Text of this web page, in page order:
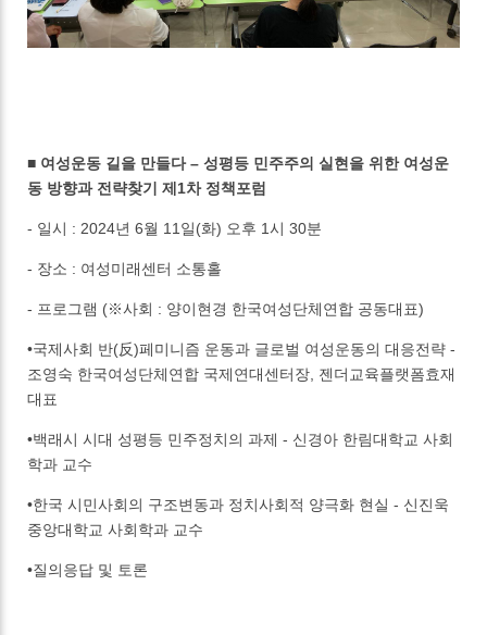
■ 여성운동 길을 만들다 – 성평등 민주주의 실현을 위한 여성운
동 방향과 전략찾기 제1차 정책포럼
- 일시 : 2024년 6월 11일(화) 오후 1시 30분
- 장소 : 여성미래센터 소통홀
- 프로그램 (※사회 : 양이현경 한국여성단체연합 공동대표)
•국제사회 반(反)페미니즘 운동과 글로벌 여성운동의 대응전략 -
조영숙 한국여성단체연합 국제연대센터장, 젠더교육플랫폼효재
대표
•백래시 시대 성평등 민주정치의 과제 - 신경아 한림대학교 사회
학과 교수
•한국 시민사회의 구조변동과 정치사회적 양극화 현실 - 신진욱
중앙대학교 사회학과 교수
•질의응답 및 토론